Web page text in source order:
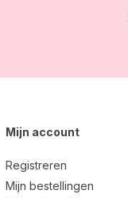
Mijn account
Registreren
Mijn bestellingen